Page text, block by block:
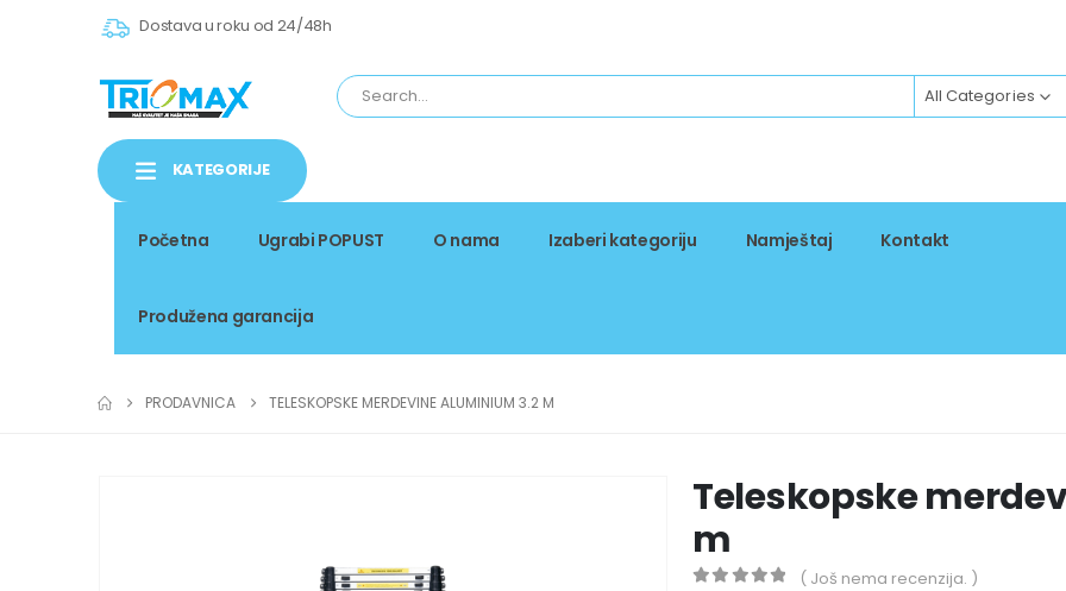
Dostava u roku od 24/48h
All Categories
KATEGORIJE
Početna Ugrabi POPUST O nama Izaberi kategoriju Namještaj Kontakt
Produžena garancija
PRODAVNICA TELESKOPSKE MERDEVINE ALUMINIUM 3.2 M
Teleskopske
m
( Još nema recenzija. )